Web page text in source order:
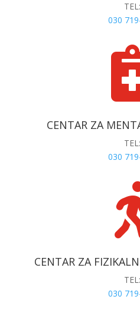
TEL:
030
CENTAR ZA
TEL:
030
CENTAR ZA
TEL:
030